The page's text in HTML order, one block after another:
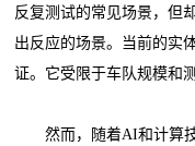
反复测试的常见场景，但
出反应的场景。当前的实
证。它受限于车队规模和
然而，随着AI和计算技